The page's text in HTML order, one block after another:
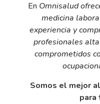
En Omnisalud
medicina
experiencia y
profesionales
comprometidos
Somos el mejor
para